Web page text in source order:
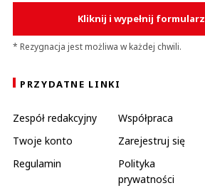
Kliknij i wypełnij formularz
* Rezygnacja jest możliwa w każdej chwili.
PRZYDATNE LINKI
Zespół redakcyjny Współpraca
Twoje konto
Zarejestruj się
Regulamin
Polityka
prywatności